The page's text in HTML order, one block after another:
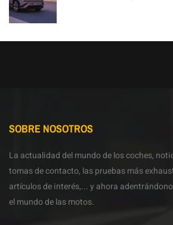
SOBRE NOSOTROS
La actualidad del mundo de los coches,
tomas de contacto, las pruebas más
artículos de interés,... y ahora
el mundo de las motos.